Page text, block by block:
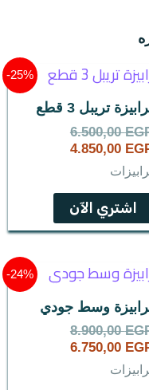
25%-
تريبل 3 قطع
6.500,00
السعر
الأصلي
هو:
6.500,00 EGP.
4.850,00
السعر
الحالي
هو:
4.850,00 EGP.
اشتري الآن
24%-
وسط جودي
8.900,00
السعر
الأصلي
هو:
8.900,00 EGP.
6.750,00
السعر
الحالي
هو:
6.750,00 EGP.